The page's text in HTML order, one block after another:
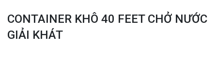
CONTAINER KHÔ 40 FEET CHỞ NƯỚC
GIẢI KHÁT